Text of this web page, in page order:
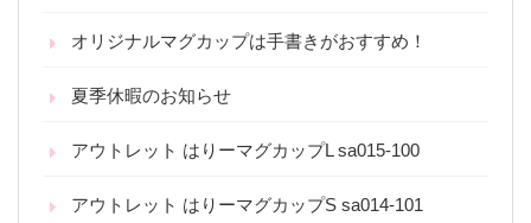
オリジナルマグカップは手書きがおすすめ！
夏季休暇のお知らせ
アウトレット はりーマグカップL sa015-100
アウトレット はりーマグカップS sa014-101